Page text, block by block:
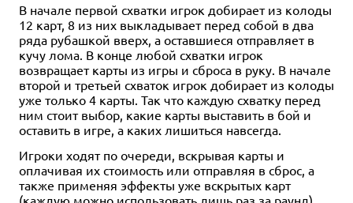
В начале первой схватки игрок добирает из колоды
12 карт, 8 из них выкладывает перед собой в два
ряда рубашкой вверх, а оставшиеся отправляет в
кучу лома. В конце любой схватки игрок
возвращает карты из игры и сброса в руку. В начале
второй и третьей схваток игрок добирает из колоды
уже только 4 карты. Так что каждую схватку перед
ним стоит выбор, какие карты выставить в бой и
оставить в игре, а каких лишиться навсегда.
Игроки ходят по очереди, вскрывая карты и
оплачивая их стоимость или отправляя в сброс, а
также применяя эффекты уже вскрытых карт
(каждую можно использовать лишь раз за раунд).